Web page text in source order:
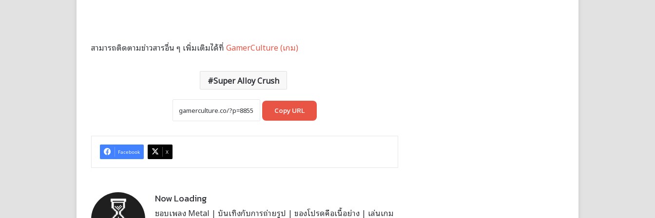
สามารถติดตามข่าวสารอื่น ๆ เพิ่มเติมได้ที่GamerCulture (เกม)
Super Alloy Crush
Copy URL
Facebook X
Now Loading
ชอบเพลง Metal | บันเทิงกับการถ่ายรูป | ของโปรดคือเนื้อย่าง | เล่นเกม